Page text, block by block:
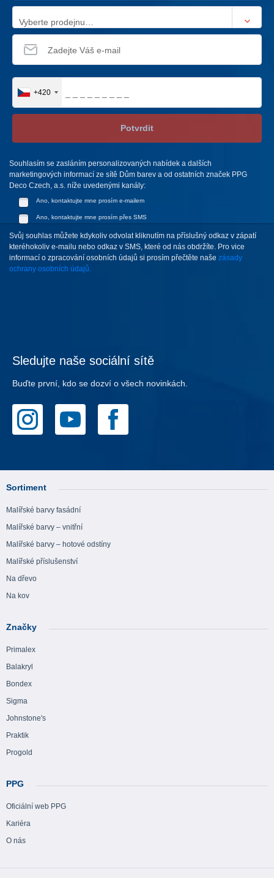
Vyberte prodejnu…
+420
Potvrdit
Souhlasím se zasláním personalizovaných nabídek a dalších
marketingových informací ze sítě Dům barev a od ostatních značek PPG
Deco Czech, a.s. níže uvedenými kanály:
Ano, kontaktujte mne prosím e-mailem
Ano, kontaktujte mne prosím přes SMS
Svůj souhlas můžete kdykoliv odvolat kliknutím na příslušný odkaz v zápatí
kteréhokoliv e-mailu nebo odkaz v SMS, které od nás obdržíte. Pro vice
informací o zpracování osobních údajů si prosím přečtěte naše zásady
ochrany osobních údajů.
Sledujte naše sociální sítě
Buďte první, kdo se dozví o všech novinkách.
Sortiment
Malířské barvy fasádní
Malířské barvy – vnitřní
Malířské barvy – hotové odstíny
Malířské příslušenství
Na dřevo
Na kov
Značky
Primalex
Balakryl
Bondex
Sigma
Johnstone's
Praktik
Progold
PPG
Oficiální web PPG
Kariéra
O nás